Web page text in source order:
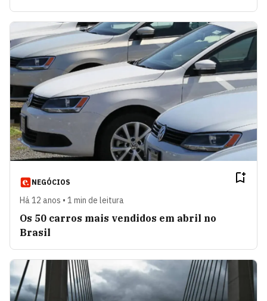
NEGÓCIOS
Há 12 anos • 1 min de leitura
Os 50 carros mais vendidos em abril no
Brasil